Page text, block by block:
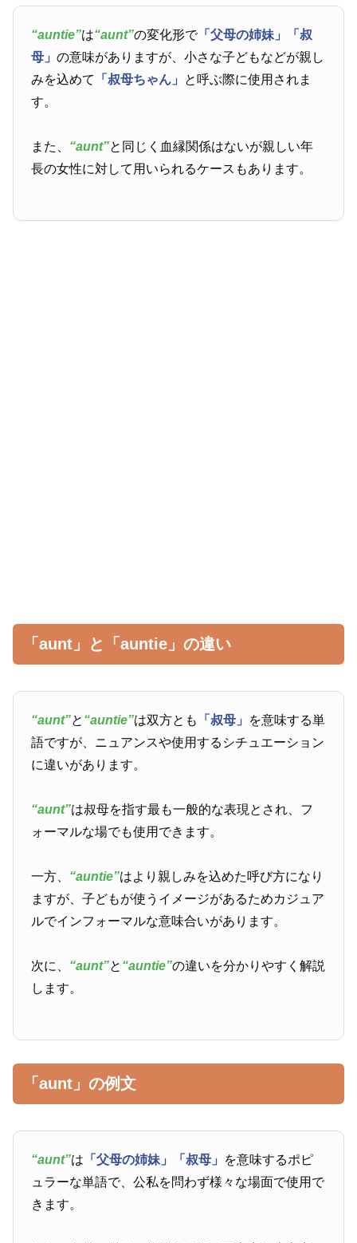
“auntie”は“aunt”の変化形で「父母の姉妹」
「叔
母」の意味がありますが、小さな子どもなどが親し
みを込めて
「叔母ちゃん」 と呼ぶ際に使用されま
す。
また、 “aunt”と同じく血縁関係はないが親しい年
長の女性に対して用いられるケースもあります。
「aunt」と「auntie」の違い
“aunt”と “auntie”は双方とも 「叔母」 を意味する単
語ですが、ニュアンスや使用するシチュエーション
に違いがあります。
“aunt”は叔母を指す最も一般的な表現とされ、フ
ォーマルな場でも使用できます。
一方、 “auntie”はより親しみを込めた呼び方になり
ますが、子どもが使うイメージがあるためカジュア
ルでインフォーマルな意味合いがあります。
次に、 “aunt”と “auntie”の違いを分かりやすく解説
します。
「aunt」の例文
“aunt”は 「父母の姉妹」 「叔母」 を意味するポピ
ュラーな単語で、公私を問わず様々な場面で使用で
きます。